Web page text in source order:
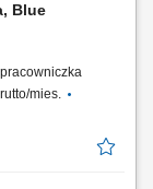
Blue
mies.